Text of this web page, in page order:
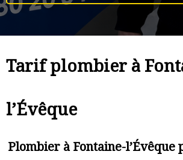
Tarif plombier à
l’Évêque
Plombier à Fontaine-l’Évêque